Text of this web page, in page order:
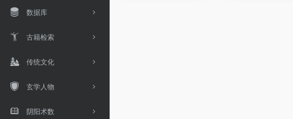
数据库
古籍检索
传统文化
玄学人物
阴阳术数